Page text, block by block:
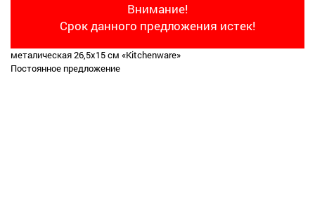
Внимание!
Срок данного предложения истек!
металическая 26,5х15 см «Kitchenware»
Постоянное предложение